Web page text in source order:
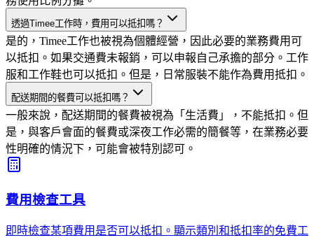
透過Timee工作時，費用可以抵扣嗎？
是的，Timee工作也被視為個體經營，因此必要的業務費用可
以抵扣。如果交通費未報銷，可以申報自己承擔的部分。工作
服和工作鞋也可以抵扣。但是，日常服裝不能作為費用抵扣。
配送期間的餐費可以抵扣嗎？
一般來說，配送期間的餐費被視為「生活費」，不能抵扣。但
是，與客戶會面的餐費或深夜工作必需的簡餐等，在業務必要
性明確的情況下，可能會被特別認可。
費用檢查工具
即時檢查某項費用是否可以抵扣。顯示類別和抵扣率的免費工